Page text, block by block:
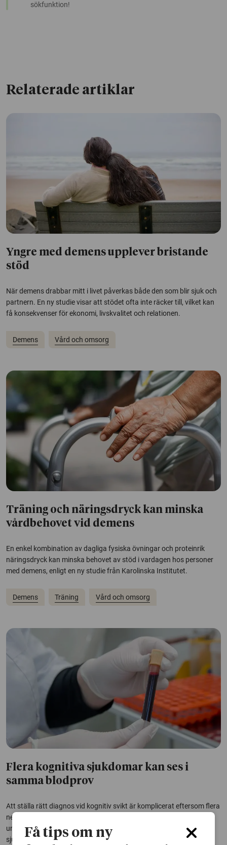
sökfunktion!
Relaterade artiklar
Yngre med demens upplever bristande
stöd
När demens drabbar mitt i livet påverkas både den som blir sjuk och
partnern. En ny studie visar att stödet ofta inte räcker till, vilket kan
få konsekvenser för ekonomi, livskvalitet och relationen.
Demens Vård och omsorg
Träning och näringsdryck kan minska
vårdbehovet vid demens
En enkel kombination av dagliga fysiska övningar och proteinrik
näringsdryck kan minska behovet av stöd i vardagen hos personer
med demens, enligt en ny studie från Karolinska Institutet.
Demens Träning Vård och omsorg
Flera kognitiva sjukdomar kan ses i
samma blodprov
Att ställa rätt diagnos vid kognitiv svikt är komplicerat eftersom flera
neurodegenerativa sjukdomar liknar varandra. Forskare vid Lunds
universitet har nu utvecklat en AI-modell som kan upptäcka flera
sjukdomar med ett enda blodprov.
Få tips om ny